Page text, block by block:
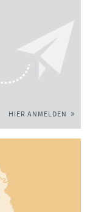
HIER ANMELDEN